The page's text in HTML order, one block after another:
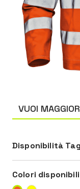
VUOI
Disponibilità
Colori disponibili